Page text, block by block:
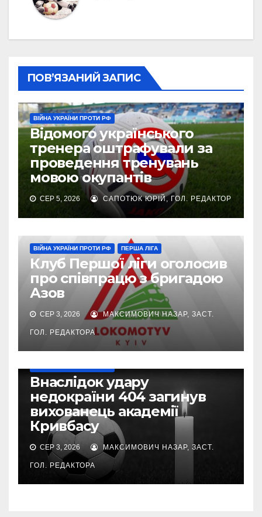
ПОВ’ЯЗАНИЙ ЗАПИС
ВІЙНА УКРАЇНИ ПРОТИ РФ
Відомого українського
тренера оштрафували за
проведення тренувань
мовою окупантів
СЕР 5, 2026 САПОТЮК ЮРІЙ, ГОЛ. РЕДАКТОР
ВІЙНА УКРАЇНИ ПРОТИ РФ ПЕРША ЛІГА
Клуб Першої ліги оголосив
про співпрацю з бригадою
Азов
СЕР 3, 2026 МАКСИМОВИЧ НАЗАР, ЗАСТ.
ГОЛ. РЕДАКТОРА
Внаслідок удару
недокраїни 404 загинув
вихованець академії
Кривбасу
СЕР 3, 2026 МАКСИМОВИЧ НАЗАР, ЗАСТ.
ГОЛ. РЕДАКТОРА